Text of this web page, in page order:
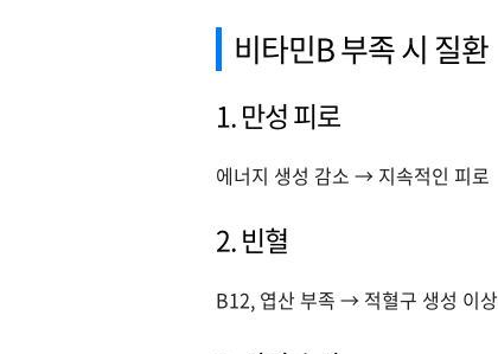
비타민B 부족 시 질환
1. 만성 피로
에너지 생성 감소 → 지속적인 피로
2. 빈혈
B12, 엽산 부족 → 적혈구 생성 이상